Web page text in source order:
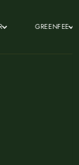
GREENFEE